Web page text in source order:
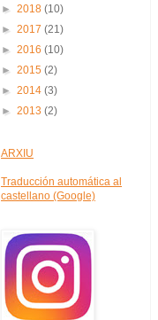
► 2018 (10)
► 2017 (21)
► 2016 (10)
► 2015 (2)
► 2014 (3)
► 2013 (2)
ARXIU
Traducción automática al
castellano (Google)